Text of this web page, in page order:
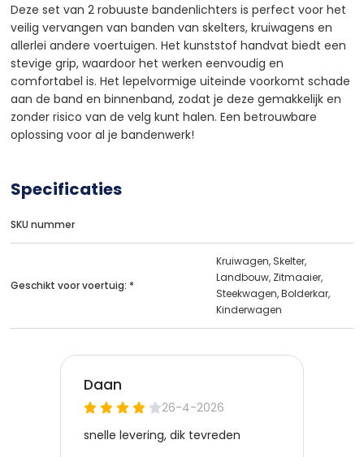
Deze set van 2 robuuste bandenlichters is perfect voor het
veilig vervangen van banden van skelters, kruiwagens en
allerlei andere voertuigen. Het kunststof handvat biedt een
stevige grip, waardoor het werken eenvoudig en
comfortabel is. Het lepelvormige uiteinde voorkomt schade
aan de band en binnenband, zodat je deze gemakkelijk en
zonder risico van de velg kunt halen. Een betrouwbare
oplossing voor al je bandenwerk!
Specificaties
SKU nummer
Geschikt voor voertuig: *
Kruiwagen, Skelter,
Landbouw, Zitmaaier,
Steekwagen, Bolderkar,
Kinderwagen